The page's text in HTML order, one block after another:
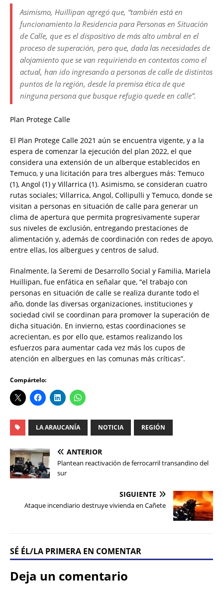
Asimismo, Huillipan agregó que, “también está en
funcionamiento la Residencia para Personas en Situación
de Calle, que es el dispositivo de más alto umbral en el
proceso de superación, pero que, dada las necesidades de
alojamiento que se van requiriendo en contextos como el
actual, han ido ingresando a personas de calle de distintos
puntos de la región, desde la premisa ética de que
ninguna persona que busque refugio quede en calle”.
Plan Protege Calle
El Plan Protege Calle 2021 aún se encuentra vigente, y a la
espera de comenzar la ejecución del plan 2022, el que
considera una extensión de un alberque establecidos en
Temuco, y una licitación para tres albergues más: Temuco
(1), Angol (1) y Villarrica (1). Asimismo, se consideran cuatro
rutas sociales; Villarrica, Angol, Collipulli y Temuco, donde se
visitan a personas en situación de calle para generar un
clima de apertura que permita progresivamente superar
sus niveles de exclusión, entregando prestaciones de
alimentación y, además de coordinación con redes de apoyo,
entre ellas, los albergues y centros de salud.
Finalmente, la Seremi de Desarrollo Social y Familia, Mariela
Huillipan, fue enfática en señalar que, “el trabajo con
personas en situación de calle se realiza durante todo el
año, donde las diversas organizaciones, instituciones y
sociedad civil se coordinan para promover la superación de
dicha situación. En invierno, estas coordinaciones se
acrecientan, es por ello que, estamos realizando los
esfuerzos para aumentar cada vez más los cupos de
atención en albergues en las comunas más críticas”.
Compártelo:
LA ARAUCANÍA NOTICIA REGIÓN
ANTERIOR
Plantean reactivación de ferrocarril transandino del
sur
SIGUIENTE
Ataque incendiario destruye vivienda en Cañete
SÉ ÉL/LA PRIMERA EN COMENTAR
Deja un comentario